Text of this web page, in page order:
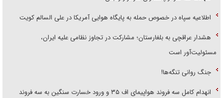
اطلاعیه سپاه در خصوص حمله به پایگاه هوایی آمریکا در علی السالم کویت
هشدار عراقچی به بلغارستان؛ مشارکت در تجاوز نظامی علیه ایران،
مسئولیت‌آور است
جنگ روانی تنگه‌ها!
انهدام کامل سه فروند هواپیمای اف ۳۵ و ورود خسارت سنگین به سه فروند